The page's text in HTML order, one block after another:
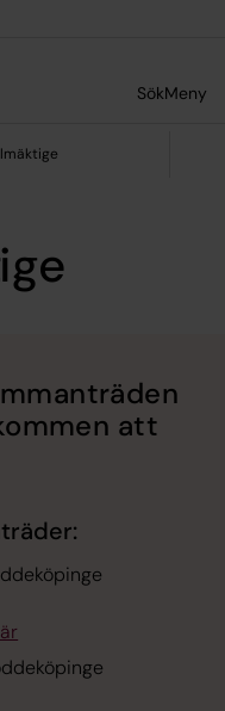
SökMeny
att